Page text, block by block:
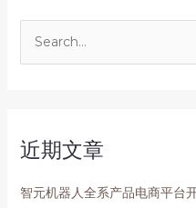
近期文章
智元机器人全系产品电商平台